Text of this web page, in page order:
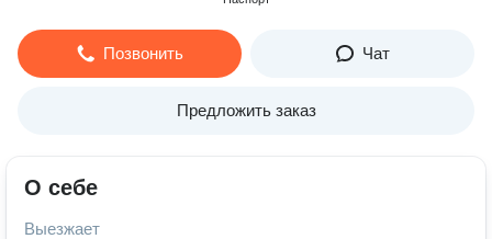
Позвонить Чат
Предложить заказ
О себе
Выезжает